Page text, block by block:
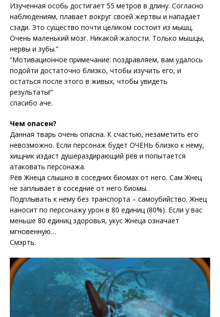
Изученная особь достигает 55 метров в длину. Согласно
наблюдениям, плавает вокруг своей жертвы и нападает
сзади. Это существо почти целиком состоит из мышц.
Очень маленький мозг. Никакой жалости. Только мышцы,
нервы и зубы.”
“Мотивационное примечание: поздравляем, вам удалось
подойти достаточно близко, чтобы изучить его, и
остаться после этого в живых, чтобы увидеть
результаты!”
спасибо аче.
Чем опасен?
Данная тварь очень опасна. К счастью, незаметить его
невозможно. Если персонаж будет ОЧЕНЬ близко к нему,
хищник издаст душераздирающий рёв и попытается
атаковать персонажа.
Рёв Жнеца слышно в соседних биомах от него. Сам Жнец
не заплывает в соседние от него биомы.
Подплывать к нему без транспорта – самоубийство. Жнец
наносит по персонажу урон в 80 единиц (80%). Если у вас
меньше 80 единиц здоровья, укус Жнеца означает
мгновенную…
Смэрть.